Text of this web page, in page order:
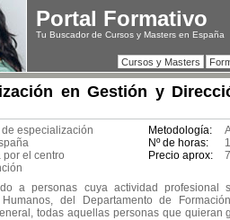
Portal Formativo
Tu Buscador de Cursos y Masters en España
Cursos y Masters
en Gestión y
especialización Metodología:
Nº de horas:
por el centro Precio aprox:
a personas cuya actividad profesional
del Departamento de
todas aquellas personas que quieran